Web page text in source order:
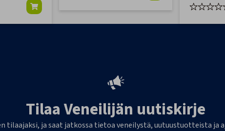
Tilaa Veneilijän uutiskirje
tilaajaksi, ja saat jatkossa tietoa veneilystä, uutuustuotteista